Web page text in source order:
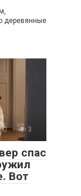
деревянные
0 3
спас
Вот